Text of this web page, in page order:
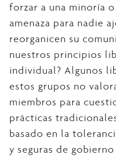
forzar a una minoría
amenaza para nadie
reorganicen su
nuestros principios
individual? Algunos
estos grupos no
miembros para
prácticas
basado en la
y seguras de